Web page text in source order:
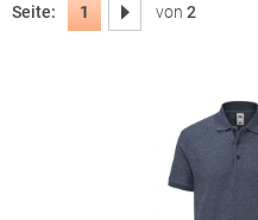
Seite:
Seite
1 von 2